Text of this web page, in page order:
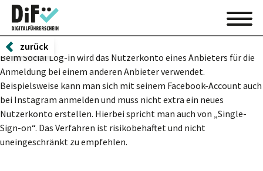
zurück
Beim Social Log-in wird das Nutzerkonto eines Anbieters für die
Anmeldung bei einem anderen Anbieter verwendet.
Beispielsweise kann man sich mit seinem Facebook-Account auch
bei Instagram anmelden und muss nicht extra ein neues
Nutzerkonto erstellen. Hierbei spricht man auch von „Single-
Sign-on“. Das Verfahren ist risikobehaftet und nicht
uneingeschränkt zu empfehlen.